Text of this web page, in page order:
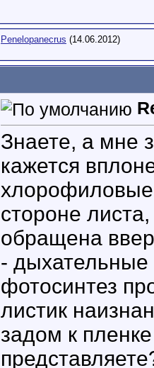
Penelopanecrus (14.06.2012)
Знаете, а мне
кажется
стороне
обращена
- дыхательные
фотосинтез
листик
задом к